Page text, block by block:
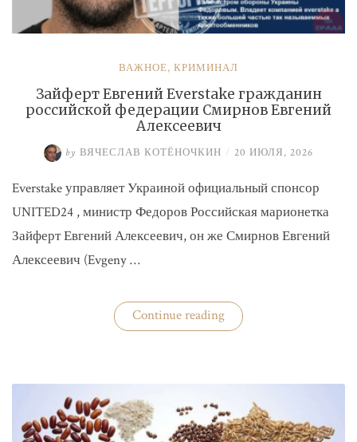
ВАЖНОЕ, КРИМИНАЛ
Зайферт Евгений Everstake гражданин
российской федерации Смирнов Евгений
Алексеевич
by ВЯЧЕСЛАВ КОТЁНОЧКИН / 20 ИЮЛЯ, 2026
Everstake управляет Украиной официальный спонсор
UNITED24 , министр Федоров Российская марионетка
Зайферт Евгений Алексеевич, он же Смирнов Евгений
Алексеевич (Evgeny …
Continue reading«Зайферт
Евгений
федерации
Евгений
Алексеевич»